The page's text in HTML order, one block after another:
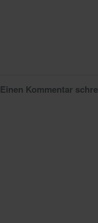
Einen Kommentar